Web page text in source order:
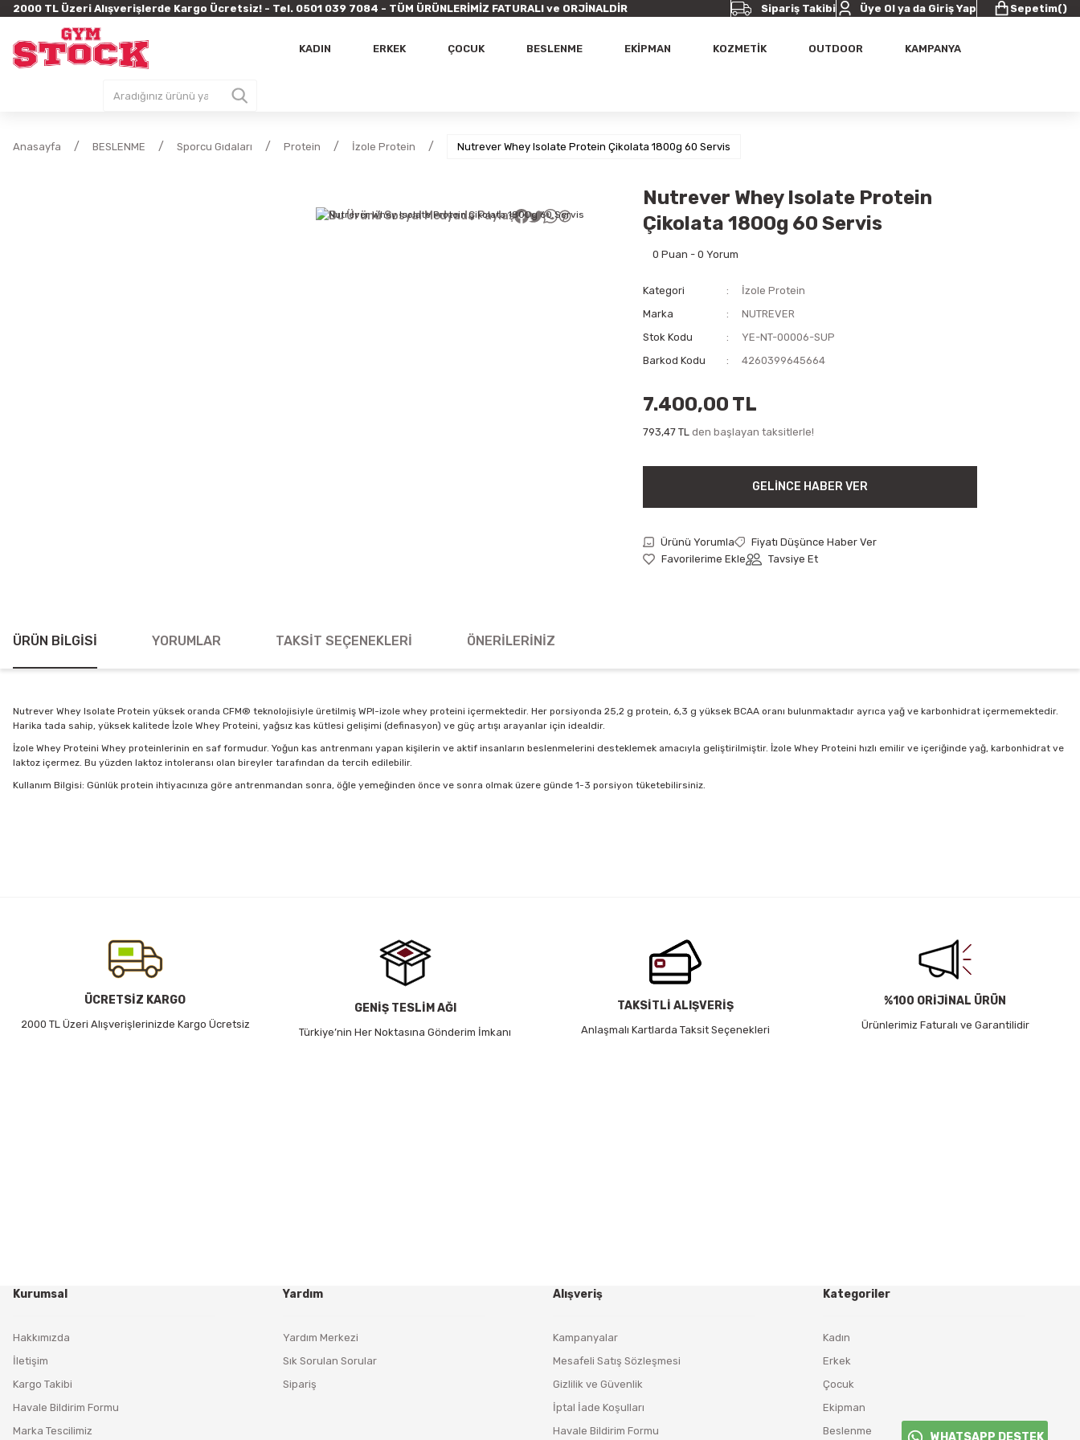
2000 TL Üzeri Alışverişlerde Kargo Ücretsiz! - Tel. 0501 039 7084 - TÜM ÜRÜNLERİMİZ FATURALI ve ORJİNALDİR Sipariş Takibi Üye Ol ya da Giriş Yap Sepetim()
KADIN ERKEK ÇOCUK BESLENME EKİPMAN KOZMETİK OUTDOOR KAMPANYA
Anasayfa BESLENME Sporcu Gıdaları Protein İzole Protein Nutrever Whey Isolate Protein Çikolata 1800g 60 Servis
Bu Ürünü Sosyal Medyada Paylaş
Nutrever Whey Isolate Protein
Çikolata 1800g 60 Servis
0 Puan - 0 Yorum
Kategori
İzole Protein
Marka
NUTREVER
Stok Kodu
YE-NT-00006-SUP
Barkod Kodu
4260399645664
7.400,00 TL
793,47 TL den başlayan taksitlerle!
GELINCE HABER VER
Ürünü Yorumla
Fiyatı Düşünce Haber Ver
Tavsiye Et
ÜRÜN BILGISI YORUMLAR TAKSIT SEÇENEKLERI ÖNERILERINIZ
Nutrever Whey Isolate Protein yüksek oranda CFM® teknolojisiyle üretilmiş WPI-izole whey proteini içermektedir. Her porsiyonda 25,2 g protein, 6,3 g yüksek BCAA oranı bulunmaktadır ayrıca yağ ve karbonhidrat içermemektedir.
Harika tada sahip, yüksek kalitede İzole Whey Proteini, yağsız kas kütlesi gelişimi (definasyon) ve güç artışı arayanlar için idealdir.
İzole Whey Proteini Whey proteinlerinin en saf formudur. Yoğun kas antrenmanı yapan kişilerin ve aktif insanların beslenmelerini desteklemek amacıyla geliştirilmiştir. İzole Whey Proteini hızlı emilir ve içeriğinde yağ, karbonhidrat ve
laktoz içermez. Bu yüzden laktoz intoleransı olan bireyler tarafından da tercih edilebilir.
Kullanım Bilgisi: Günlük protein ihtiyacınıza göre antrenmandan sonra, öğle yemeğinden önce ve sonra olmak üzere günde 1-3 porsiyon tüketebilirsiniz.
Ürün bilgilerinde hatalar bulunuyor.
Ürün fiyatı diğer sitelerden daha pahalı.
Bu ürüne benzer farklı alternatifler olmalı.
ÜCRETSİZ KARGO
2000 TL Üzeri Alışverişlerinizde Kargo Ücretsiz
GENİŞ TESLİM AĞI
Türkiye’nin Her Noktasına Gönderim İmkanı
TAKSİTLİ ALIŞVERİŞ
Anlaşmalı Kartlarda Taksit Seçenekleri
%100 ORİJİNAL ÜRÜN
Ürünlerimiz Faturalı ve Garantilidir
Kurumsal
Hakkımızda
İletişim
Kargo Takibi
Havale Bildirim Formu
Marka Tescilimiz
Yardım
Yardım Merkezi
Sık Sorulan Sorular
Sipariş
Alışveriş
Kampanyalar
Mesafeli Satış Sözleşmesi
Gizlilik ve Güvenlik
İptal İade Koşulları
Havale Bildirim Formu
Kategoriler
Kadın
Erkek
Çocuk
Ekipman
Beslenme
WHATSAPP DESTEK